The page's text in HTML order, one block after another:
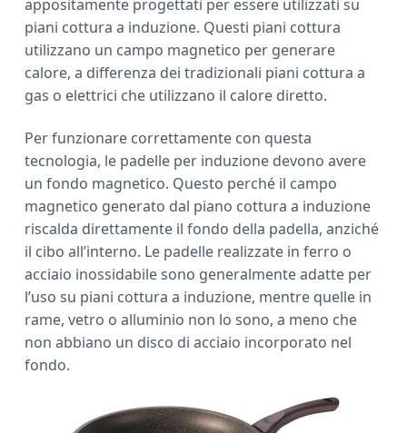
appositamente progettati per essere utilizzati su
piani cottura a induzione. Questi piani cottura
utilizzano un campo magnetico per generare
calore, a differenza dei tradizionali piani cottura a
gas o elettrici che utilizzano il calore diretto.
Per funzionare correttamente con questa
tecnologia, le padelle per induzione devono avere
un fondo magnetico. Questo perché il campo
magnetico generato dal piano cottura a induzione
riscalda direttamente il fondo della padella, anziché
il cibo all’interno. Le padelle realizzate in ferro o
acciaio inossidabile sono generalmente adatte per
l’uso su piani cottura a induzione, mentre quelle in
rame, vetro o alluminio non lo sono, a meno che
non abbiano un disco di acciaio incorporato nel
fondo.